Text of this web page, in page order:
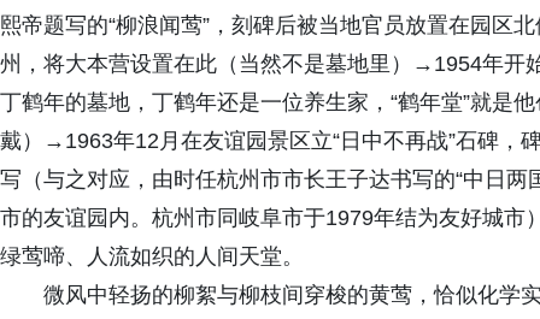
熙帝题写的“柳浪闻莺”，刻碑后被当地官员放置在园区
州，将大本营设置在此（当然不是墓地里）→1954年开
丁鹤年的墓地，丁鹤年还是一位养生家，“鹤年堂”就是
戴）→1963年12月在友谊园景区立“日中不再战”石碑，
写（与之对应，由时任杭州市市长王子达书写的“中日
市的友谊园内。杭州市同岐阜市于1979年结为友好城
绿莺啼、人流如织的人间天堂。
微风中轻扬的柳絮与柳枝间穿梭的黄莺，恰似化学